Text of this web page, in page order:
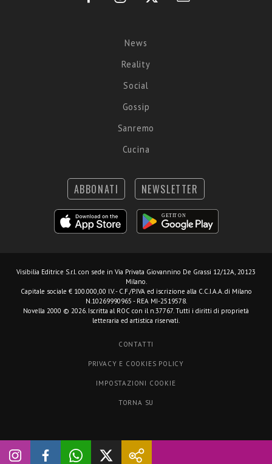
News
Reality
Social
Gossip
Sanremo
Cucina
ABBONATI NEWSLETTER
Visibilia Editrice S.r.l. con sede in Via Privata Giovannino De Grassi 12/12A, 20123
Milano.
Capitale sociale € 100.000,00 I.V. - C.F./P.IVA ed iscrizione alla C.C.I.A.A. di Milano
N.10269990965 - REA MI-2519578.
Novella 2000 © 2026. Iscritta al ROC con il n.37767. Tutti i diritti di proprietà
letteraria ed artistica riservati.
CONTATTI
PRIVACY E COOKIES POLICY
IMPOSTAZIONI COOKIE
TORNA SU